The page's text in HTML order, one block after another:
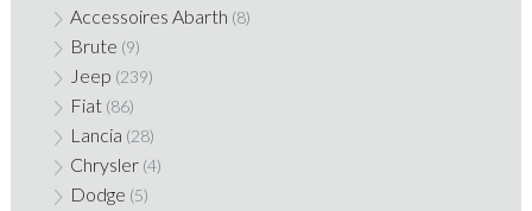
Accessoires Abarth (8)
Brute (9)
Jeep (239)
Fiat (86)
Lancia (28)
Chrysler (4)
Dodge (5)